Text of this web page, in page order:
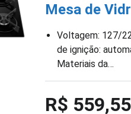
Mesa de
Voltagem: 127/
de ignição:
Materiais da…
R$ 559,55